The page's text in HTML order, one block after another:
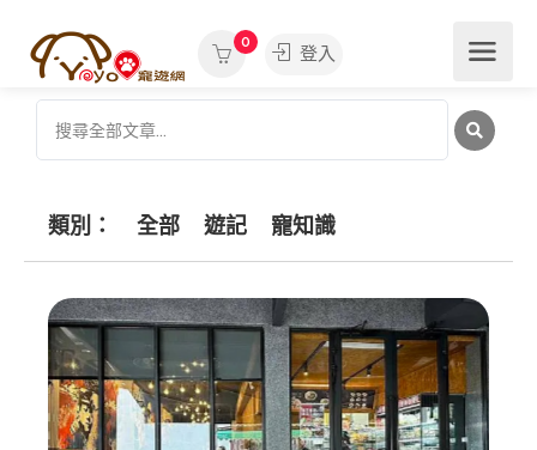
0
登入
類別： 全部 遊記 寵知識